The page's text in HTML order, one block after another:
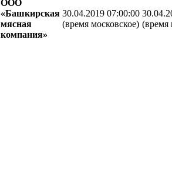
ООО
«Башкирская
мясная
компания»
30.04.2019 07:00:00
(время московское) (время